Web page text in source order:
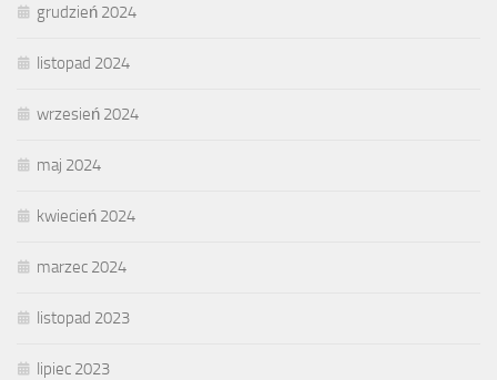
grudzień 2024
listopad 2024
wrzesień 2024
maj 2024
kwiecień 2024
marzec 2024
listopad 2023
lipiec 2023